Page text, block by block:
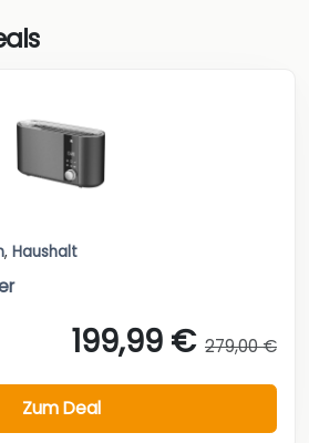
, Haushalt
199,99 € 279,00 €
Zum Deal